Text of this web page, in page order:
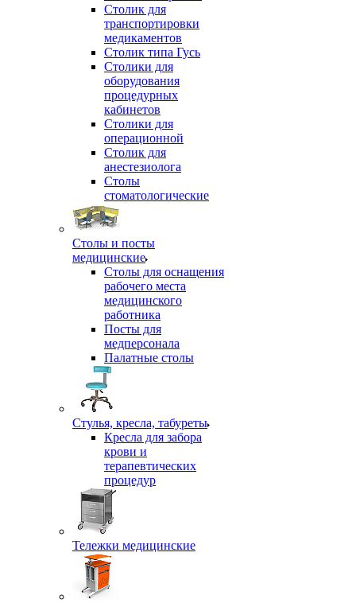
Столик для
транспортировки
медикаментов
Столик типа Гусь
Столики для
оборудования
процедурных
кабинетов
Столики для
операционной
Столик для
анестезиолога
Столы
стоматологические
Столы и посты
медицинские
Столы для оснащения
рабочего места
медицинского
работника
Посты для
медперсонала
Палатные столы
Стулья, кресла, табуреты
Кресла для забора
крови и
терапевтических
процедур
Тележки медицинские